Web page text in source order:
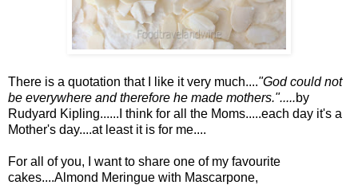
There is a quotation that I like it very much...."God could not
be everywhere and therefore he made mothers.".....by
Rudyard Kipling......I think for all the Moms.....each day it's a
Mother's day....at least it is for me....
For all of you, I want to share one of my favourite
cakes....Almond Meringue with Mascarpone,